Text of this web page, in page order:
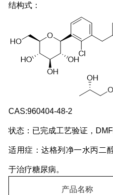
结构式：
CAS:960404-48-2
状态：已完成工艺验证，DMF
适用症：达格列净一水丙二
于治疗糖尿病。
产品名称